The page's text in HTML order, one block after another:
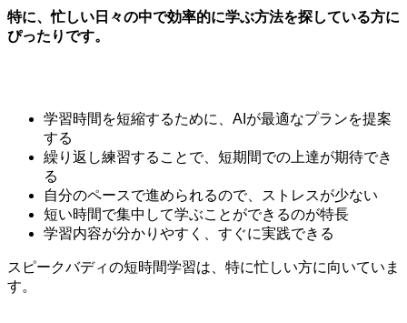
特に、忙しい日々の中で効率的に学ぶ方法を探している方に
ぴったりです。
学習時間を短縮するために、AIが最適なプランを提案
する
繰り返し練習することで、短期間での上達が期待でき
る
自分のペースで進められるので、ストレスが少ない
短い時間で集中して学ぶことができるのが特長
学習内容が分かりやすく、すぐに実践できる
スピークバディの短時間学習は、特に忙しい方に向いていま
す。